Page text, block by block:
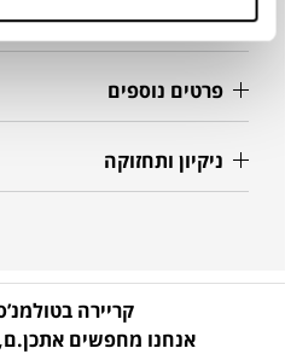
מק"ט
פרטים נוספים
ניקיון ותחזוקה
קריירה
אנחנו מחפשים אתכן.ם,